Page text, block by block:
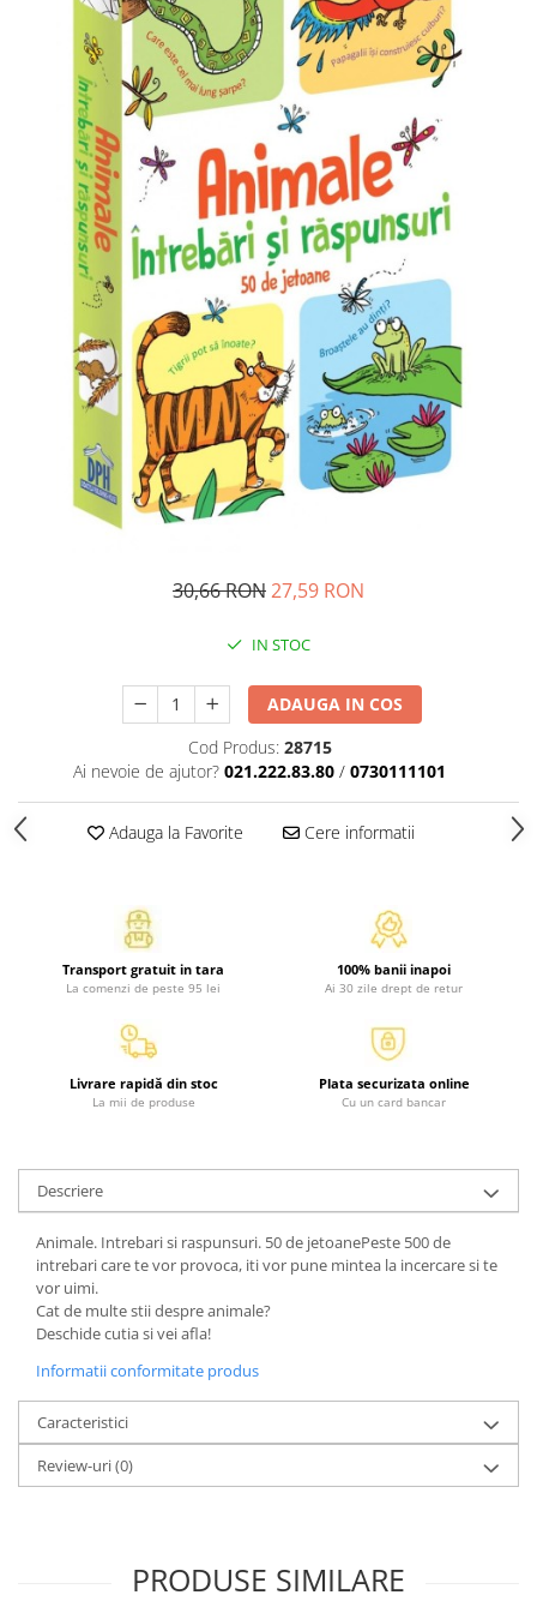
Management si leadership
Pedagogie
Resurse umane
Vanzari si marketing
Carte scolara
Atlase, dictionare si enciclopedii
Carte prescolara
Carte scolara
Dictionare de limba romana
Ghiduri de conversatie
Invatamant gimnazial
Invatamant primar
Invatarea limbilor straine
Povesti si povestiri
Carti in limba engleza
Carti pentru copii
Atlase, dictionare si enciclopedii
Carti de colorat
Carti pentru copii
Literatura si fictiune
Povesti pentru copii
Povesti si povestiri
Atlase, dictionare si enciclopedii
Dictionare de limba romana
Diete si alimentatie sanatoasa
Diverse
Diverse
Feng Shui
Medicina alternativa
Sa nu razi :((
Drept
Legislatie
Fictiune
Actiune si Aventura
Actiune,aventura
30,66 RON27,59 RON
IN STOC
ADAUGA IN COS
Cod Produs: 28715
Ai nevoie de ajutor? 021.222.83.80 / 0730111101
Adauga la Favorite Cere informatii
Transport gratuit in tara
La comenzi de peste 95 lei
100% banii inapoi
Ai 30 zile drept de retur
Livrare rapidă din stoc
La mii de produse
Plata securizata online
Cu un card bancar
Descriere
Animale. Intrebari si raspunsuri. 50 de jetoanePeste 500 de
intrebari care te vor provoca, iti vor pune mintea la incercare si te
vor uimi.
Cat de multe stii despre animale?
Deschide cutia si vei afla!
Informatii conformitate produs
Caracteristici
Review-uri(0)
PRODUSE SIMILARE